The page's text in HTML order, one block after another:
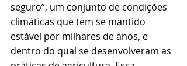
seguro”, um conjunto de condições
climáticas que tem se mantido
estável por milhares de anos, e
dentro do qual se desenvolveram as